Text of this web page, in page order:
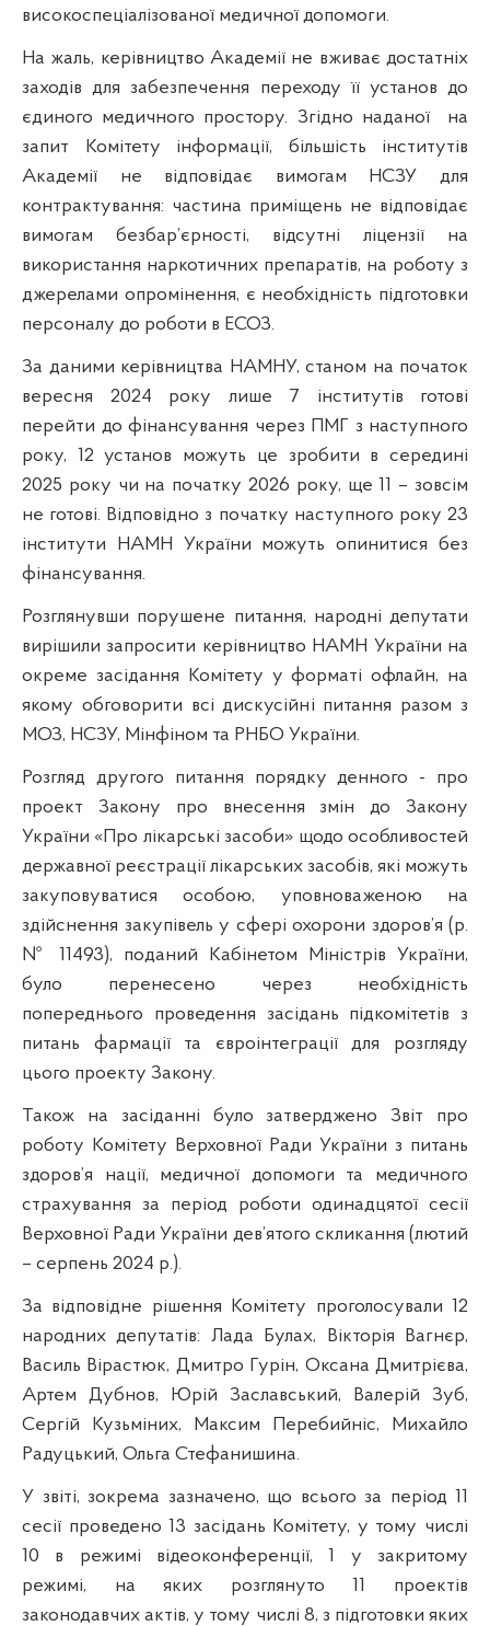
високоспеціалізованої медичної допомоги.
На жаль, керівництво Академії не вживає достатніх
заходів для забезпечення переходу її установ до
єдиного медичного простору. Згідно наданої
на
запит Комітету інформації, більшість інститутів
Академії не відповідає вимогам НСЗУ для
контрактування: частина приміщень не відповідає
вимогам безбар’єрності, відсутні ліцензії на
використання наркотичних препаратів, на роботу з
джерелами опромінення, є необхідність підготовки
персоналу до роботи в ЕСОЗ.
За даними керівництва НАМНУ, станом на початок
вересня 2024 року лише 7 інститутів готові
перейти до фінансування через ПМГ з наступного
року, 12 установ можуть це зробити в середині
2025 року чи на початку 2026 року, ще 11 – зовсім
не готові. Відповідно з початку наступного року 23
інститути НАМН України можуть опинитися без
фінансування.
Розглянувши порушене питання, народні депутати
вирішили запросити керівництво НАМН України на
окреме засідання Комітету у форматі офлайн, на
якому обговорити всі дискусійні питання разом з
МОЗ, НСЗУ, Мінфіном та РНБО України.
Розгляд другого питання порядку денного - про
проект Закону про внесення змін до Закону
України «Про лікарські засоби» щодо особливостей
державної реєстрації лікарських засобів, які можуть
закуповуватися особою, уповноваженою на
здійснення закупівель у сфері охорони здоров’я (р.
№ 11493), поданий Кабінетом Міністрів України,
було перенесено через необхідність
попереднього проведення засідань підкомітетів з
питань фармації та євроінтеграції для розгляду
цього проекту Закону.
Також на засіданні було затверджено Звіт про
роботу Комітету Верховної Ради України з питань
здоров’я нації, медичної допомоги та медичного
страхування за період роботи одинадцятої сесії
Верховної Ради України дев’ятого скликання (лютий
– серпень 2024 р.).
За відповідне рішення Комітету проголосували 12
народних депутатів: Лада Булах, Вікторія Вагнєр,
Василь Вірастюк, Дмитро Гурін, Оксана Дмитрієва,
Артем Дубнов, Юрій Заславський, Валерій Зуб,
Сергій Кузьміних, Максим Перебийніс, Михайло
Радуцький, Ольга Стефанишина.
У звіті, зокрема зазначено, що всього за період 11
сесії проведено 13 засідань Комітету, у тому числі
10 в режимі відеоконференції, 1 у закритому
режимі, на яких розглянуто 11 проектів
законодавчих актів, у тому числі 8, з підготовки яких